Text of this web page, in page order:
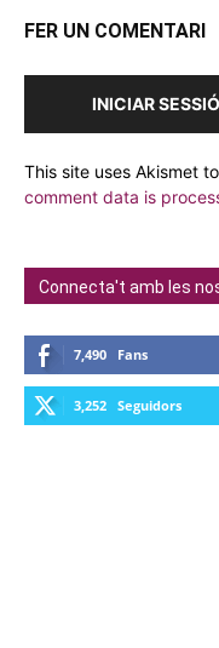
FER UN COMENTARI
INICIAR
This site uses Akismet
comment data is
Connecta't amb les
7,490 Fans
3,252 Seguidors